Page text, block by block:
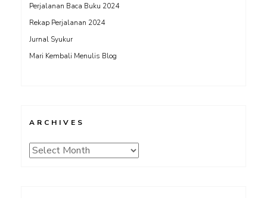
Perjalanan Baca Buku 2024
Rekap Perjalanan 2024
Jurnal Syukur
Mari Kembali Menulis Blog
ARCHIVES
Archives